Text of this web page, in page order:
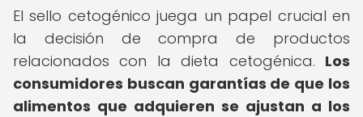
El sello cetogénico juega un papel crucial en
la decisión de compra de productos
relacionados con la dieta cetogénica. Los
consumidores buscan garantías de que los
alimentos que adquieren se ajustan a los